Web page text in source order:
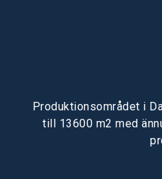
Produktionsområdet i
till 13600 m2 med